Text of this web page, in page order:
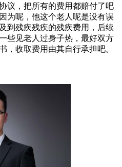
议，把所有的费用都赔付了吧
为呢，他这个老人呢是没有误
到残疾残疾的残疾费用，后续
些见老人过身子热，最好双方
，收取费用由其自行承担吧。